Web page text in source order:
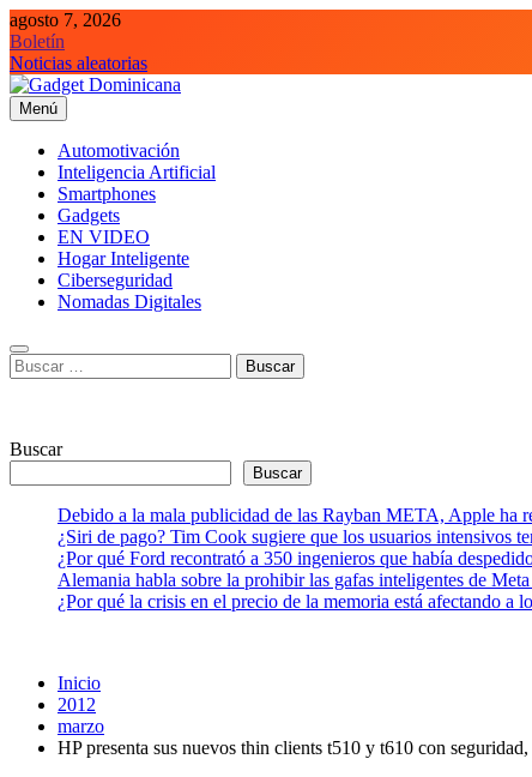
Saltar
al
contenido
agosto 7, 2026
Boletín
Noticias aleatorias
Gadget Dominicana
Gadgets, Autos y Tecnología de consumo
Menú
Automotivación
Inteligencia Artificial
Smartphones
Gadgets
EN VIDEO
Hogar Inteligente
Ciberseguridad
Nomadas Digitales
Buscar:
Buscar
Buscar
Debido a la mala publicidad de las Rayban META, Apple ha
¿Siri de pago? Tim Cook sugiere que los usuarios intensivos
¿Por qué Ford recontrató a 350 ingenieros que había
Alemania habla sobre la prohibir las gafas inteligentes de
¿Por qué la crisis en el precio de la memoria está afectando a
Inicio
2012
marzo
HP presenta sus nuevos thin clients t510 y t610 con